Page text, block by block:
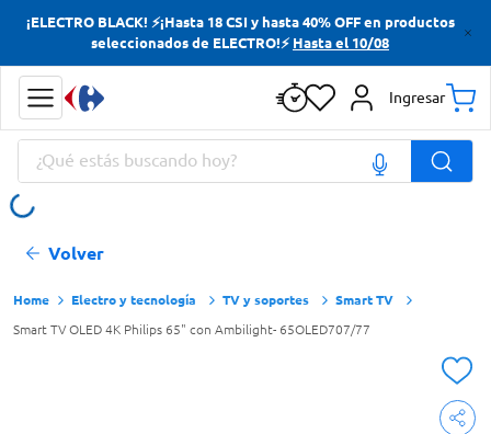
¡ELECTRO BLACK! ⚡¡Hasta 18 CSI y hasta 40% OFF en productos
seleccionados de ELECTRO!⚡ Hasta el 10/08
Ingresar
¿Qué estás buscando hoy?
Volver
Electro y tecnología TV y soportes Smart TV
Smart TV OLED 4K Philips 65" con Ambilight- 65OLED707/77
Términos más buscados
Yerba
Cerveza
Doves
Términos más buscados
Yerba
Cerveza
Doves